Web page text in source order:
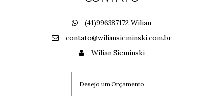
(41)996387172 Wilian
contato@wiliansieminski.com.br
Wilian Sieminski
Desejo um Orçamento